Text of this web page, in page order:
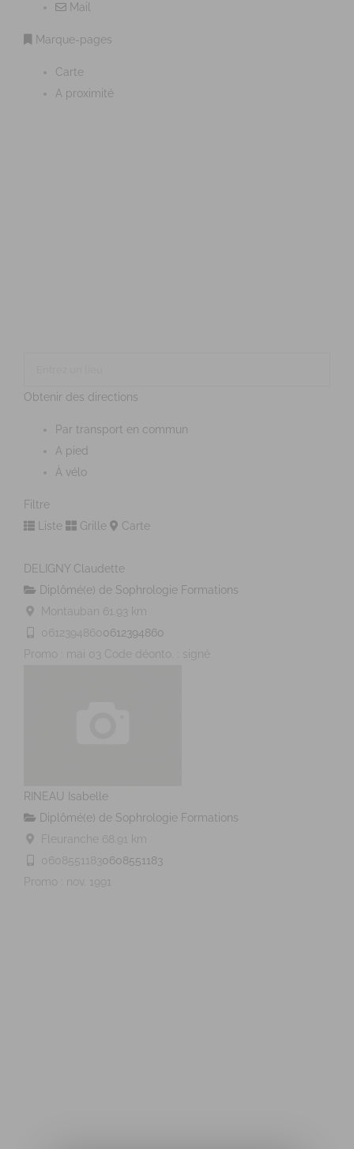
Mail
Marque-pages
Carte
A proximité
Obtenir des directions
Par transport en commun
A pied
À vélo
Filtre
Liste
Grille Carte
DELIGNY Claudette
Diplômé(e) de Sophrologie Formations
Montauban 61.93 km
06123948600612394860
Promo : mai 03 Code déonto. : signé
RINEAU Isabelle
Diplômé(e) de Sophrologie Formations
Fleuranche
68.91 km
06085511830608551183
Promo : nov. 1991